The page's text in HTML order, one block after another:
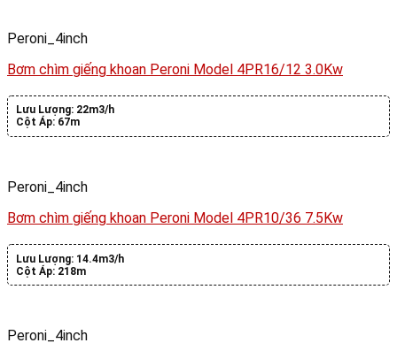
Peroni_4inch
Bơm chìm giếng khoan Peroni Model 4PR16/12 3.0Kw
Lưu Lượng: 22m3/h
Cột Áp: 67m
Peroni_4inch
Bơm chìm giếng khoan Peroni Model 4PR10/36 7.5Kw
Lưu Lượng: 14.4m3/h
Cột Áp: 218m
Peroni_4inch